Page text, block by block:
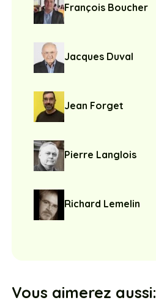
François Boucher
Jacques Duval
Jean Forget
Pierre Langlois
Richard Lemelin
Vous aimerez aussi: